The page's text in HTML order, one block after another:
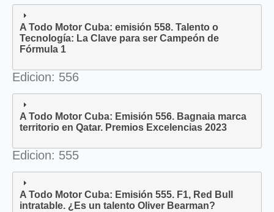
A Todo Motor Cuba: emisión 558. Talento o
Tecnología: La Clave para ser Campeón de
Fórmula 1
Edicion: 556
A Todo Motor Cuba: Emisión 556. Bagnaia marca
territorio en Qatar. Premios Excelencias 2023
Edicion: 555
A Todo Motor Cuba: Emisión 555. F1, Red Bull
intratable. ¿Es un talento Oliver Bearman?